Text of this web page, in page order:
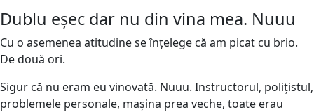
Dublu eșec dar nu din vina mea. Nuuu
Cu o asemenea atitudine se înțelege că am picat cu brio.
De două ori.
Sigur că nu eram eu vinovată. Nuuu. Instructorul, polițistul,
problemele personale, mașina prea veche, toate erau